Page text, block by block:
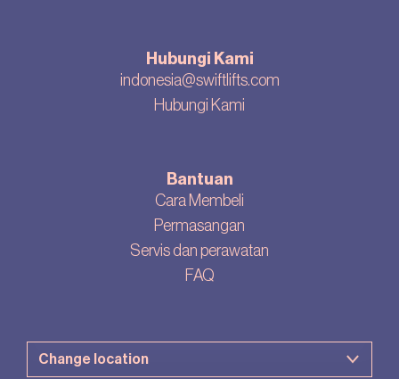
Hubungi Kami
indonesia@swiftlifts.com
Hubungi Kami
Bantuan
Cara Membeli
Permasangan
Servis dan perawatan
FAQ